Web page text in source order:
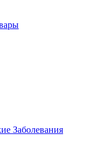
Заболевания